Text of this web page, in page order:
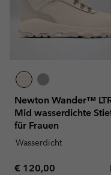
Newton Wander™
Mid wasserdichte
für Frauen
Wasserdicht
Regular price:
€ 120,00